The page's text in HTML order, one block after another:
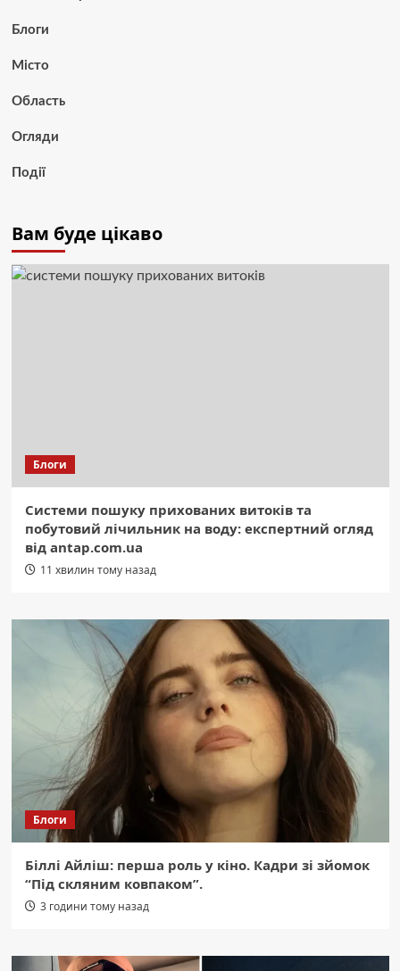
Блоги
Місто
Область
Огляди
Події
Вам буде цікаво
Блоги
Системи пошуку прихованих витоків та
побутовий лічильник на воду: експертний огляд
від antap.com.ua
11 хвилин тому назад
Блоги
Біллі Айліш: перша роль у кіно. Кадри зі зйомок
“Під скляним ковпаком”.
3 години тому назад